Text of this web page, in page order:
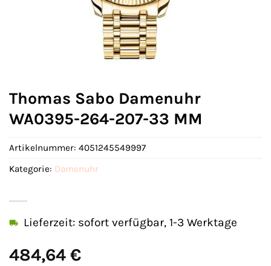
Thomas Sabo Damenuhr
WA0395-264-207-33 MM
484,64 €
Lieferzeit: sofort verfügbar, 1-3 Werktage
Artikelnummer: 4051245549997
Kategorie: Damenuhr